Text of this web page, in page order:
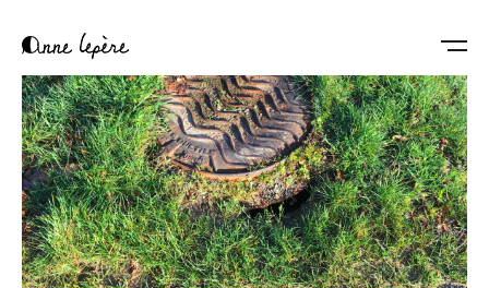
contenu
principal
Anne
Lepère